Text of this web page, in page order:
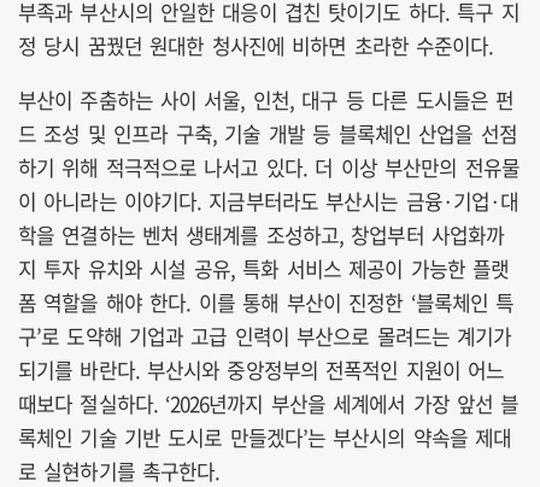
부족과 부산시의 안일한 대응이 겹친 탓이기도 하다. 특구 지
정 당시 꿈꿨던 원대한 청사진에 비하면 초라한 수준이다.
부산이 주춤하는 사이 서울, 인천, 대구 등 다른 도시들은 펀
드 조성 및 인프라 구축, 기술 개발 등 블록체인 산업을 선점
하기 위해 적극적으로 나서고 있다. 더 이상 부산만의 전유물
이 아니라는 이야기다. 지금부터라도 부산시는 금융·기업·대
학을 연결하는 벤처 생태계를 조성하고, 창업부터 사업화까
지 투자 유치와 시설 공유, 특화 서비스 제공이 가능한 플랫
폼 역할을 해야 한다. 이를 통해 부산이 진정한 ‘블록체인 특
구’로 도약해 기업과 고급 인력이 부산으로 몰려드는 계기가
되기를 바란다. 부산시와 중앙정부의 전폭적인 지원이 어느
때보다 절실하다. ‘2026년까지 부산을 세계에서 가장 앞선 블
록체인 기술 기반 도시로 만들겠다’는 부산시의 약속을 제대
로 실현하기를 촉구한다.